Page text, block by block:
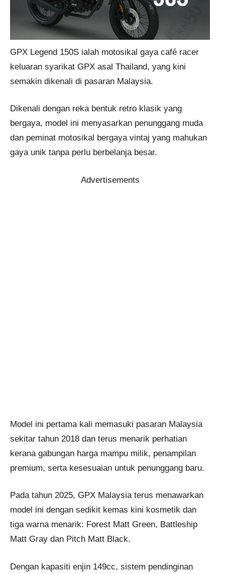
GPX Legend 150S ialah motosikal gaya café racer
keluaran syarikat GPX asal Thailand, yang kini
semakin dikenali di pasaran Malaysia.
Dikenali dengan reka bentuk retro klasik yang
bergaya, model ini menyasarkan penunggang muda
dan peminat motosikal bergaya vintaj yang mahukan
gaya unik tanpa perlu berbelanja besar.
Advertisements
Model ini pertama kali memasuki pasaran Malaysia
sekitar tahun 2018 dan terus menarik perhatian
kerana gabungan harga mampu milik, penampilan
premium, serta kesesuaian untuk penunggang baru.
Pada tahun 2025, GPX Malaysia terus menawarkan
model ini dengan sedikit kemas kini kosmetik dan
tiga warna menarik: Forest Matt Green, Battleship
Matt Gray dan Pitch Matt Black.
Dengan kapasiti enjin 149cc, sistem pendinginan